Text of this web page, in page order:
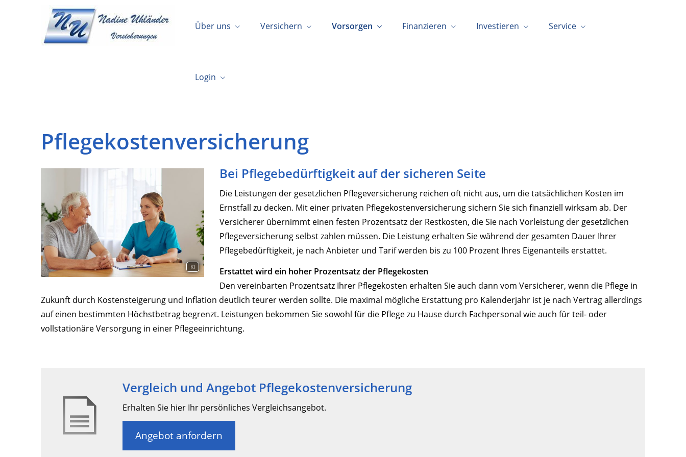
Über uns Versichern Vorsorgen Finanzieren Investieren Service
Login
Pflegekostenversicherung
KI
Bei Pflegebedürftigkeit auf der sicheren Seite
Die Leistungen der gesetzlichen Pflegeversicherung reichen oft nicht aus, um die tatsächlichen Kosten im
Ernstfall zu decken. Mit einer privaten Pflegekostenversicherung sichern Sie sich finanziell wirksam ab. Der
Versicherer übernimmt einen festen Prozentsatz der Restkosten, die Sie nach Vorleistung der gesetzlichen
Pflegeversicherung selbst zahlen müssen. Die Leistung erhalten Sie während der gesamten Dauer Ihrer
Pflegebedürftigkeit, je nach Anbieter und Tarif werden bis zu 100 Prozent Ihres Eigenanteils erstattet.
Erstattet wird ein hoher Prozentsatz der Pflegekosten
Den vereinbarten Prozentsatz Ihrer Pflegekosten erhalten Sie auch dann vom Versicherer, wenn die Pflege in
Zukunft durch Kostensteigerung und Inflation deutlich teurer werden sollte. Die maximal mögliche Erstattung pro Kalenderjahr ist je nach Vertrag allerdings
auf einen bestimmten Höchstbetrag begrenzt. Leistungen bekommen Sie sowohl für die Pflege zu Hause durch Fachpersonal wie auch für teil- oder
vollstationäre Versorgung in einer Pflegeeinrichtung.
Vergleich und Angebot Pflegekostenversicherung
Erhalten Sie hier Ihr persönliches Vergleichsangebot.
Angebot anfordern